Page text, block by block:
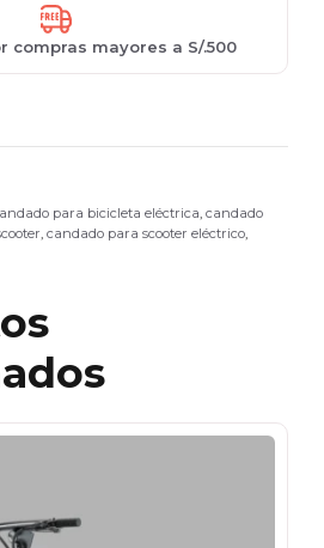
compras mayores a S/.500
para bicicleta eléctrica candado
candado para scooter eléctrico